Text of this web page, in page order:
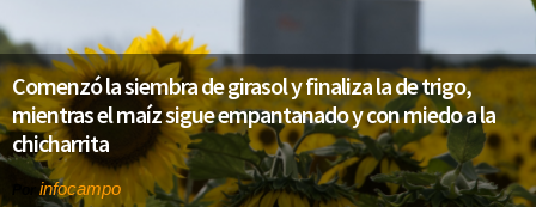
Comenzó la siembra de girasol y finaliza la de trigo,
mientras el maíz sigue empantanado y con miedo a la
chicharrita
infocampo